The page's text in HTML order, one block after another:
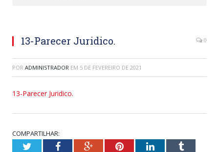
13-Parecer Juridico. 0
POR ADMINISTRADOR EM 5 DE FEVEREIRO DE 2021
13-Parecer Juridico.
COMPARTILHAR:
TwitterFacebookGoogle+PinterestLinkedInTumblr